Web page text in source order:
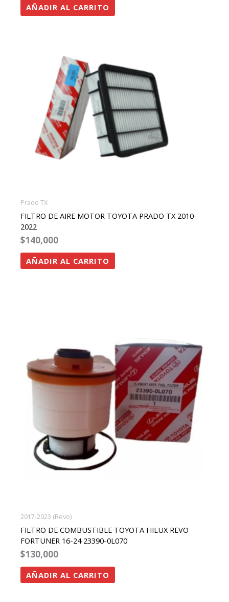
AÑADIR AL CARRITO
Prado TX
FILTRO DE AIRE MOTOR TOYOTA PRADO TX 2010-
2022
$140,000
AÑADIR AL CARRITO
2017-2023 (Revo)
FILTRO DE COMBUSTIBLE TOYOTA HILUX REVO
FORTUNER 16-24 23390-0L070
$130,000
AÑADIR AL CARRITO